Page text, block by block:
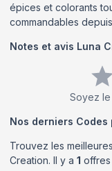
épices et colorants
commandables
Notes et avis Luna
Soyez
Nos derniers Codes
Trouvez les
Creation. Il y a 1